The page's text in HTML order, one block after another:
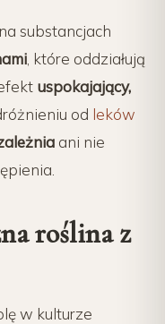
substancjach
, które oddziałują
uspokajający,
od leków
ani nie
roślina z
w kulturze